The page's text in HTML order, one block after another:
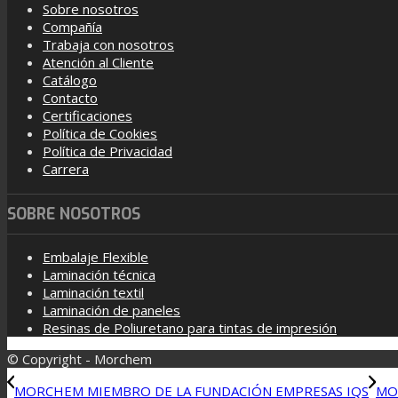
Sobre nosotros
Compañía
Trabaja con nosotros
Atención al Cliente
Catálogo
Contacto
Certificaciones
Política de Cookies
Política de Privacidad
Carrera
SOBRE NOSOTROS
Embalaje Flexible
Laminación técnica
Laminación textil
Laminación de paneles
Resinas de Poliuretano para tintas de impresión
© Copyright - Morchem
MORCHEM MIEMBRO DE LA FUNDACIÓN EMPRESAS IQS